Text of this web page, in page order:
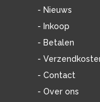
- Nieuws
- Inkoop
- Betalen
-
- Contact
- Over ons